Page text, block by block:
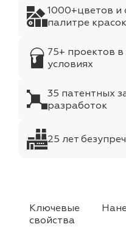
1000+цветов и
палитре красок
75+ проектов
условиях
35 патентных
разработок
25 лет
Ключевые
свойства